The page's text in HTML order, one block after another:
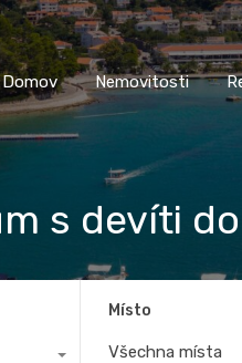
Domov Nemovitosti
Domov Nemovitosti
s devíti
Místo
Všechna místa